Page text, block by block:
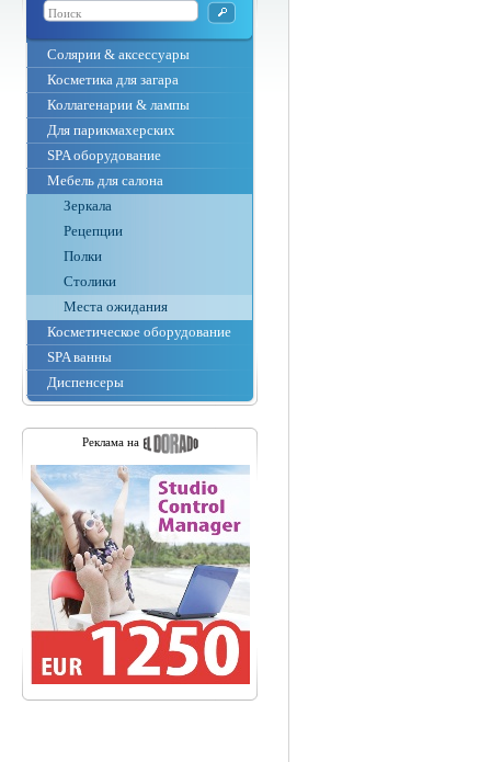
Солярии & аксессуары
Косметика для загара
Коллагенарии & лампы
Для парикмахерских
SPA оборудование
Мебель для салона
Зеркала
Рецепции
Полки
Столики
Места ожидания
Косметическое оборудование
SPA ванны
Диспенсеры
Реклама на